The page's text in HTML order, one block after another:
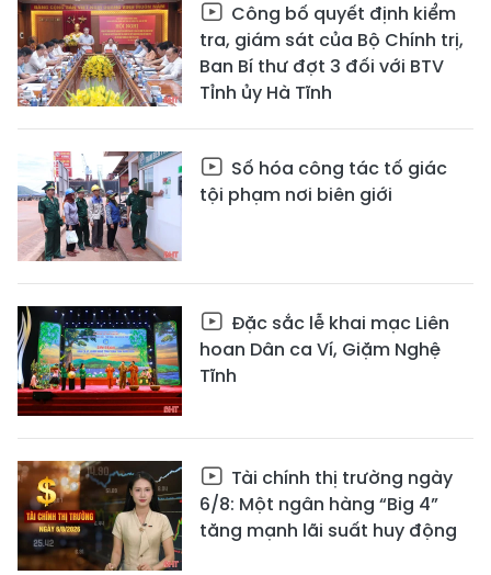
Công bố quyết định kiểm
tra, giám sát của Bộ Chính trị,
Ban Bí thư đợt 3 đối với BTV
Tỉnh ủy Hà Tĩnh
Số hóa công tác tố giác
tội phạm nơi biên giới
Đặc sắc lễ khai mạc Liên
hoan Dân ca Ví, Giặm Nghệ
Tĩnh
Tài chính thị trường ngày
6/8: Một ngân hàng “Big 4”
tăng mạnh lãi suất huy động